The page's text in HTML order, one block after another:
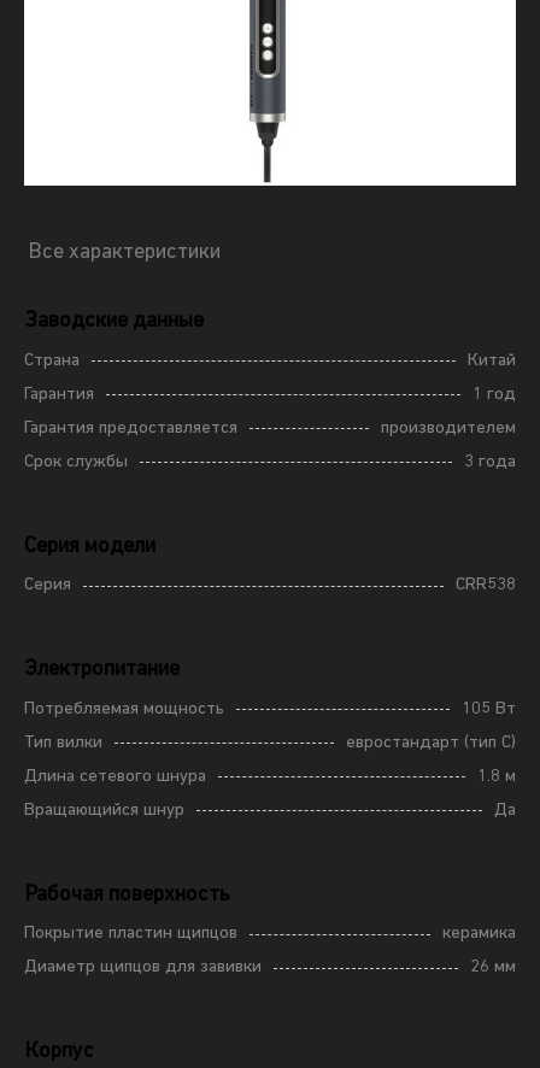
Все характеристики
Заводские данные
Страна
Китай
Гарантия
1 год
Гарантия предоставляется
производителем
Срок службы
3 года
Серия модели
Серия CRR538
Электропитание
Потребляемая мощность
105 Вт
Тип вилки
евростандарт (тип C)
Длина сетевого шнура
1.8 м
Вращающийся шнур
Да
Рабочая поверхность
Покрытие пластин щипцов
керамика
Диаметр щипцов для завивки
26 мм
Корпус